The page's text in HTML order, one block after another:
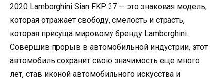
2020 Lamborghini Sian FKP 37 — это знаковая модель,
которая отражает свободу, смелость и страсть,
которая присуща мировому бренду Lamborghini.
Совершив прорыв в автомобильной индустрии, этот
автомобиль сохранит свою значимость еще много
лет, став иконой автомобильного искусства и